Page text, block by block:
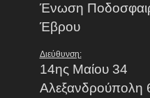
Ένωση
Έβρου
Διεύθυνση:
14ης Μαίου 34
Αλεξανδρούπολη